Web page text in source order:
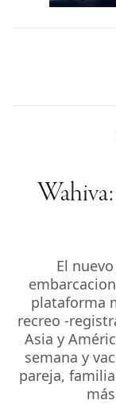
El
plataforma
recreo -
Asia y
semana y
pareja,